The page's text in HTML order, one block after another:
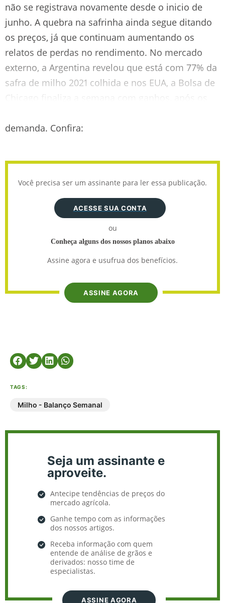
não se registrava novamente desde o inicio de
junho. A quebra na safrinha ainda segue ditando
os preços, já que continuam aumentando os
relatos de perdas no rendimento. No mercado
externo, a Argentina revelou que está com 77% da
safra de milho 2021 colhida e nos EUA, a Bolsa de
Chicago finaliza a semana com ganhos, após os
demanda. Confira:
Você precisa ser um assinante para ler essa publicação.
ACESSE SUA CONTA
ou
Conheça alguns dos nossos planos abaixo
Assine agora e usufrua dos benefícios.
ASSINE AGORA
TAGS:
Milho - Balanço Semanal
Seja um assinante e
aproveite.
Antecipe tendências de preços do
mercado agrícola.
Ganhe tempo com as informações
dos nossos artigos.
Receba informação com quem
entende de análise de grãos e
derivados: nosso time de
especialistas.
ASSINE AGORA